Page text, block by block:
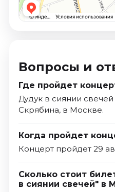
Вопросы и
Где пройдет
Дудук в сиянии
Скрябина, в Москве.
Когда пройдет
Концерт пройдет 29
Сколько стоит
в сиянии свечей" в